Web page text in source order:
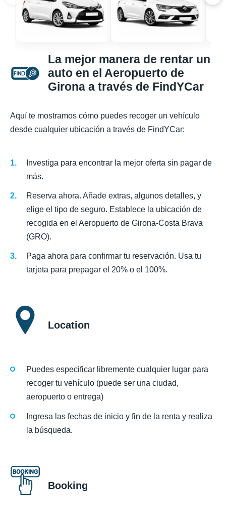
La mejor manera de rentar un
auto en el Aeropuerto de
Girona a través de FindYCar
Aquí te mostramos cómo puedes recoger un vehículo
desde cualquier ubicación a través de FindYCar:
Investiga para encontrar la mejor oferta sin pagar de
más.
Reserva ahora. Añade extras, algunos detalles, y
elige el tipo de seguro. Establece la ubicación de
recogida en el Aeropuerto de Girona-Costa Brava
(GRO).
Paga ahora para confirmar tu reservación. Usa tu
tarjeta para prepagar el 20% o el 100%.
Location
Puedes especificar libremente cualquier lugar para
recoger tu vehículo (puede ser una ciudad,
aeropuerto o entrega)
Ingresa las fechas de inicio y fin de la renta y realiza
la búsqueda.
Booking